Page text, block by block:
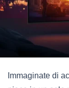
Immaginate di